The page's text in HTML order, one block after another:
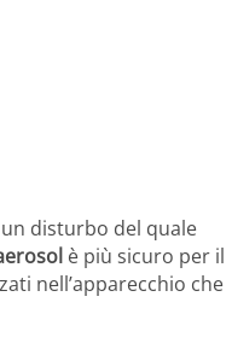
disturbo del quale
è più sicuro per il
nell’apparecchio che